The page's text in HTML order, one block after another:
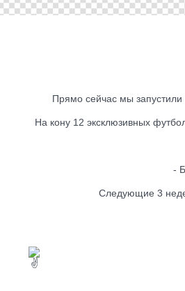
Прямо сейчас мы запустили
На кону 12 эксклюзивных
-
Следующие 3